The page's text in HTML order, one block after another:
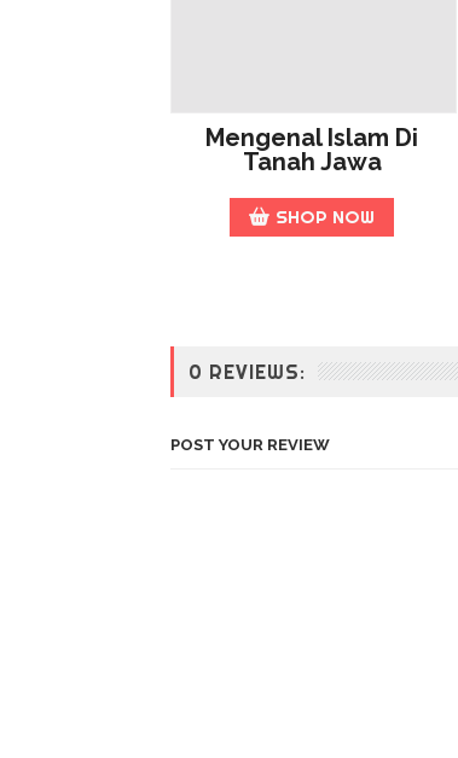
Mengenal Islam Di
Tanah Jawa
SHOP NOW
0 REVIEWS:
POST YOUR REVIEW